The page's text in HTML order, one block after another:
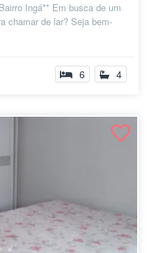
Ingá** Em busca de um
chamar de lar? Seja bem-
6 4